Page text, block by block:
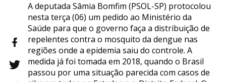
A deputada Sâmia Bomfim (PSOL-SP) protocolou
nesta terça (06) um pedido ao Ministério da
Saúde para que o governo faça a distribuição de
repelentes contra o mosquito da dengue nas
regiões onde a epidemia saiu do controle. A
medida já foi tomada em 2018, quando o Brasil
passou por uma situação parecida com casos de